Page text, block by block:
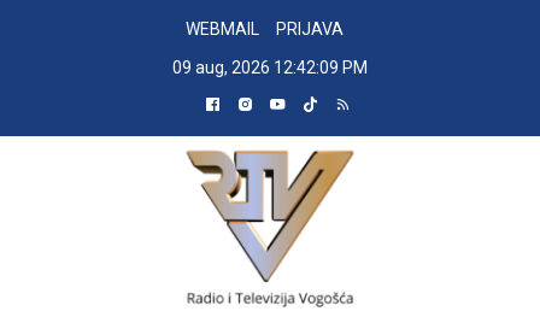
WEBMAIL
PRIJAVA
09 aug, 2026 12:42:09 PM